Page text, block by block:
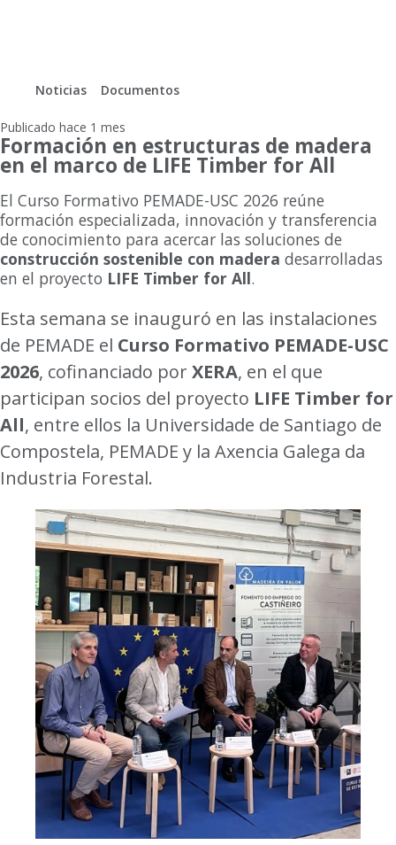
Noticias Documentos
Publicado hace 1 mes
Formación en estructuras de madera
en el marco de LIFE Timber for All
El Curso Formativo PEMADE-USC 2026 reúne
formación especializada, innovación y transferencia
de conocimiento para acercar las soluciones de
construcción sostenible con madera desarrolladas
en el proyecto LIFE Timber for All.
Esta semana se inauguró en las instalaciones
de PEMADE el Curso Formativo PEMADE-USC
2026, cofinanciado porXERA, en el que
participan socios del proyecto LIFE Timber for
All, entre ellos la Universidade de Santiago de
Compostela, PEMADE y la Axencia Galega da
Industria Forestal.